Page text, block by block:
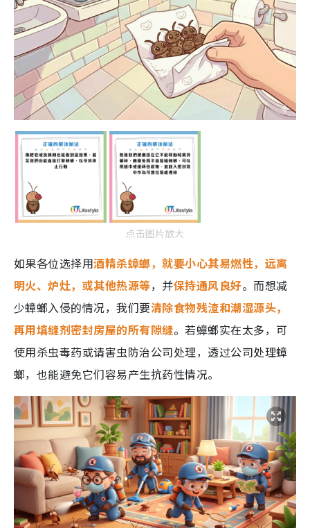
点击图片放大
如果各位选择用酒精杀蟑螂，就要小心其易燃性，远离
明火、炉灶，或其他热源等，并保持通风良好。而想减
少蟑螂入侵的情况，我们要清除食物残渣和潮湿源头，
再用填缝剂密封房屋的所有隙缝。若蟑螂实在太多，可
使用杀虫毒药或请害虫防治公司处理，透过公司处理蟑
螂，也能避免它们容易产生抗药性情况。